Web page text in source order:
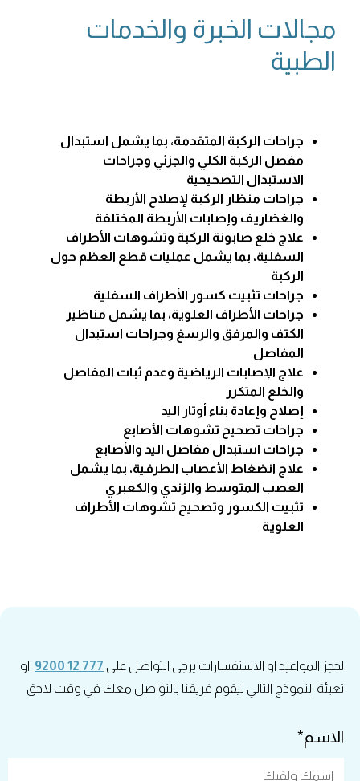
مجالات الخبرة والخدمات
الطبية
جراحات الركبة المتقدمة، بما يشمل استبدال
مفصل الركبة الكلي والجزئي وجراحات
الاستبدال التصحيحية
جراحات منظار الركبة لإصلاح الأربطة
والغضاريف وإصابات الأربطة المختلفة
علاج خلع صابونة الركبة وتشوهات الأطراف
السفلية، بما يشمل عمليات قطع العظم حول
الركبة
جراحات تثبيت كسور الأطراف السفلية
جراحات الأطراف العلوية، بما يشمل مناظير
الكتف والمرفق والرسغ وجراحات استبدال
المفاصل
علاج الإصابات الرياضية وعدم ثبات المفاصل
والخلع المتكرر
إصلاح وإعادة بناء أوتار اليد
جراحات تصحيح تشوهات الأصابع
جراحات استبدال مفاصل اليد والأصابع
علاج انضغاط الأعصاب الطرفية، بما يشمل
العصب المتوسط والزندي والكعبري
تثبيت الكسور وتصحيح تشوهات الأطراف
العلوية
لحجز المواعيد او الاستفسارات يرجى التواصل على 777 12 9200
او
تعبئة النموذج التالي ليقوم فريقنا بالتواصل معك في وقت لاحق
الاسم*